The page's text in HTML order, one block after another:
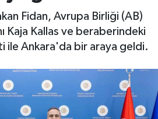
Fidan, Avrupa Birliği (AB)
Kaja Kallas ve beraberindeki
ile Ankara'da bir araya geldi.